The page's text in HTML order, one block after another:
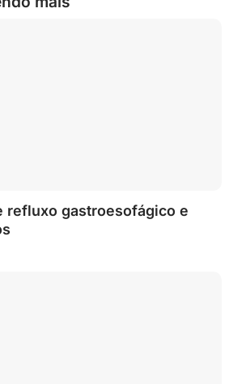
refluxo gastroesofágico e